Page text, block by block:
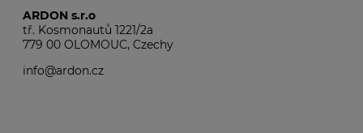
ARDON s.r.o
tř. Kosmonautů 1221/2a
779 00 OLOMOUC, Czechy
info@ardon.cz